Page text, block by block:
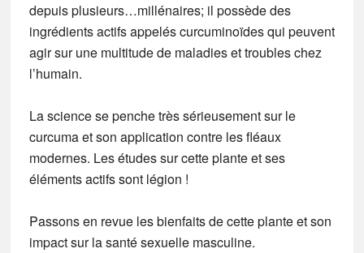
depuis plusieurs…millénaires; il possède des
ingrédients actifs appelés curcuminoïdes qui peuvent
agir sur une multitude de maladies et troubles chez
l’humain.
La science se penche très sérieusement sur le
curcuma et son application contre les fléaux
modernes. Les études sur cette plante et ses
éléments actifs sont légion !
Passons en revue les bienfaits de cette plante et son
impact sur la santé sexuelle masculine.